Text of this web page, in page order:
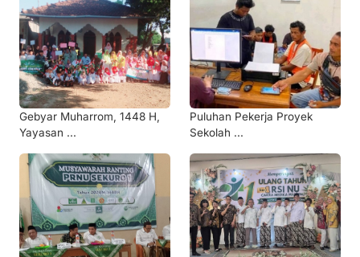
Gebyar Muharrom, 1448 H,
Yayasan ...
Puluhan Pekerja Proyek
Sekolah ...